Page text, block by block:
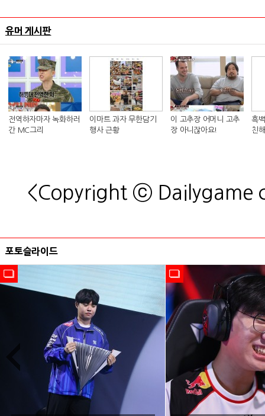
유머 게시판
전역하자마자 녹화하러
간 MC그리
이마트 과자 무한담기
행사 근황
이 고추장 어머니 고추
장 아니잖아요!
흑
친
<Copyright ⓒ Dailygame
포토슬라이드